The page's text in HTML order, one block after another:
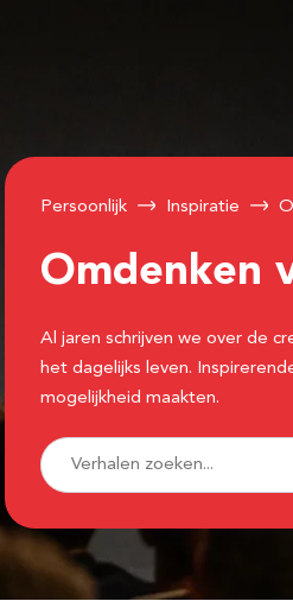
Persoonlijk Inspiratie
Omdenken
Al jaren schrijven we over de
het dagelijks leven.
mogelijkheid maakten.